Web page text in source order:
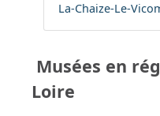
La-Chaize-Le-
Musées en
Loire